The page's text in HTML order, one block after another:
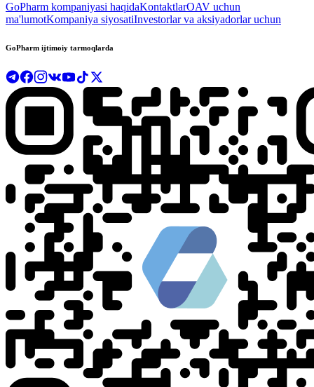
GoPharm kompaniyasi haqidaKontaktlarOAV uchun
ma'lumotKompaniya siyosatiInvestorlar va aksiyadorlar uchun
GoPharm ijtimoiy tarmoqlarda